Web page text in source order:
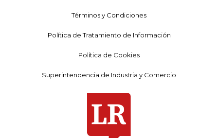
Términos y Condiciones
Política de Tratamiento de Información
Política de Cookies
Superintendencia de Industria y Comercio